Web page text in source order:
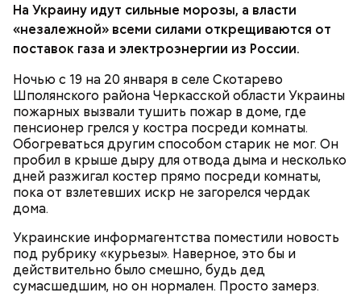
На Украину идут сильные морозы, а власти
«незалежной» всеми силами открещиваются от
поставок газа и электроэнергии из России.
Ночью с 19 на 20 января в селе Скотарево
Шполянского района Черкасской области Украины
пожарных вызвали тушить пожар в доме, где
пенсионер грелся у костра посреди комнаты.
Обогреваться другим способом старик не мог. Он
пробил в крыше дыру для отвода дыма и несколько
дней разжигал костер прямо посреди комнаты,
пока от взлетевших искр не загорелся чердак
дома.
Украинские информагентства поместили новость
под рубрику «курьезы». Наверное, это бы и
действительно было смешно, будь дед
сумасшедшим, но он нормален. Просто замерз.
Традиции и приметы